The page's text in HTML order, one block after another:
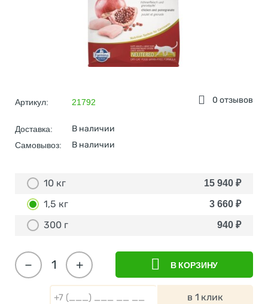
0 отзывов
Артикул: 21792
Доставка: В наличии
Самовывоз: В наличии
10 кг 15 940 ₽
1,5 кг 3 660 ₽
300 г 940 ₽
+
− В КОРЗИНУ
в 1 клик